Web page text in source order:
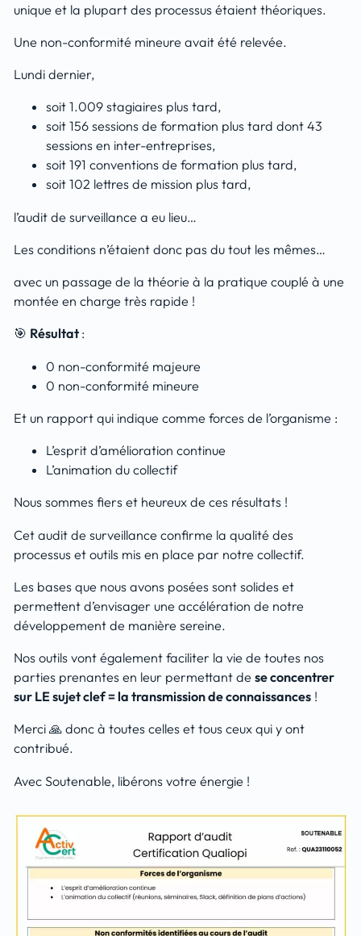
unique et la plupart des processus étaient théoriques.
Une non-conformité mineure avait été relevée.
Lundi dernier,
soit 1.009 stagiaires plus tard,
soit 156 sessions de formation plus tard dont 43
sessions en inter-entreprises,
soit 191 conventions de formation plus tard,
soit 102 lettres de mission plus tard,
l’audit de surveillance a eu lieu…
Les conditions n’étaient donc pas du tout les mêmes…
avec un passage de la théorie à la pratique couplé à une
montée en charge très rapide !
🎯 Résultat :
0 non-conformité majeure
0 non-conformité mineure
Et un rapport qui indique comme forces de l’organisme :
L’esprit d’amélioration continue
L’animation du collectif
Nous sommes fiers et heureux de ces résultats !
Cet audit de surveillance confirme la qualité des
processus et outils mis en place par notre collectif.
Les bases que nous avons posées sont solides et
permettent d’envisager une accélération de notre
développement de manière sereine.
Nos outils vont également faciliter la vie de toutes nos
parties prenantes en leur permettant dese concentrer
sur LE sujet clef = la transmission de connaissances !
Merci 🙏 donc à toutes celles et tous ceux qui y ont
contribué.
Avec Soutenable, libérons votre énergie !